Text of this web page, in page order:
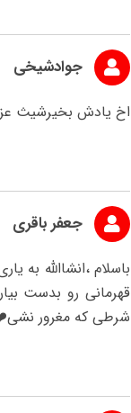
جوادشیخی
اخ یادش بخیرشیث
جعفر باقری
باسلام ،انشاالله به
قهرمانی رو بدست
شرطی که مغرور